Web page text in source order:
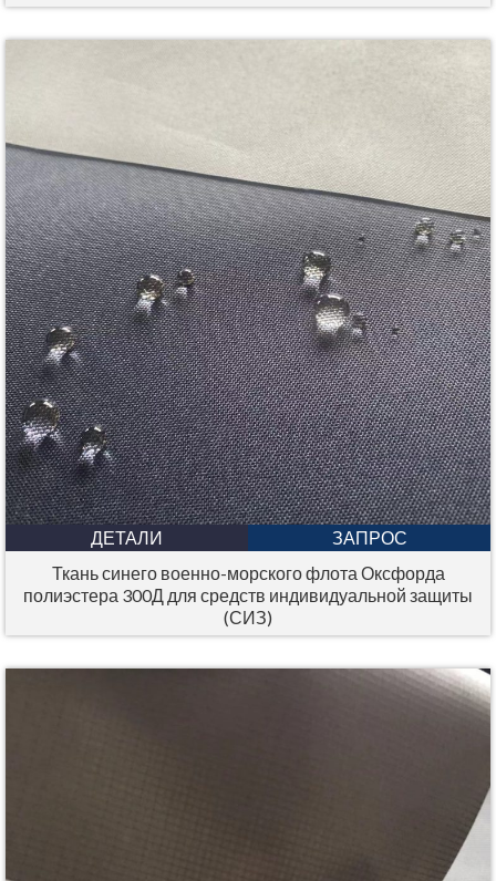
ДЕТАЛИ
ЗАПРОС
Ткань синего военно-морского флота Оксфорда
полиэстера 300Д для средств индивидуальной защиты
(СИЗ)